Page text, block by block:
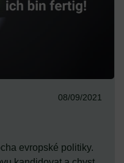
08/09/2021
evropské politiky.